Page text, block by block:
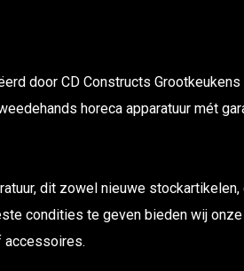
door CD Constructs Grootkeukens
horeca apparatuur mét
dit zowel nieuwe stockartikelen,
condities te geven bieden wij onze
accessoires.